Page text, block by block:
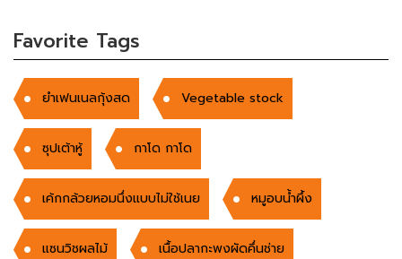
Favorite Tags
ยำเฟนเนลกุ้งสด Vegetable stock
ซุปเต้าหู้ กาโด กาโด
เค้กกล้วยหอมนึ่งแบบไม่ใช้เนย หมูอบน้ำผึ้ง
แซนวิชผลไม้ เนื้อปลากะพงผัดคึ่นช่าย